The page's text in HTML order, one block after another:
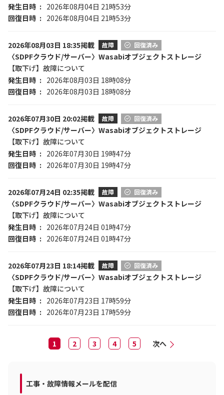
発生日時
2026年08月04日 21時53分
回復日時
2026年08月04日 21時53分
2026年08月03日 18:35掲載 故障 回復済み
〈SDPFクラウド/サーバー〉Wasabiオブジェクトストレージ
【取下げ】故障について
発生日時
2026年08月03日 18時08分
回復日時
2026年08月03日 18時08分
2026年07月30日 20:02掲載 故障 回復済み
〈SDPFクラウド/サーバー〉Wasabiオブジェクトストレージ
【取下げ】故障について
発生日時
2026年07月30日 19時47分
回復日時
2026年07月30日 19時47分
2026年07月24日 02:35掲載 故障 回復済み
〈SDPFクラウド/サーバー〉Wasabiオブジェクトストレージ
【取下げ】故障について
発生日時
2026年07月24日 01時47分
回復日時
2026年07月24日 01時47分
2026年07月23日 18:14掲載 故障 回復済み
〈SDPFクラウド/サーバー〉Wasabiオブジェクトストレージ
【取下げ】故障について
発生日時
2026年07月23日 17時59分
回復日時
2026年07月23日 17時59分
1 2 3 4 5 次へ
工事・故障情報メールを配信